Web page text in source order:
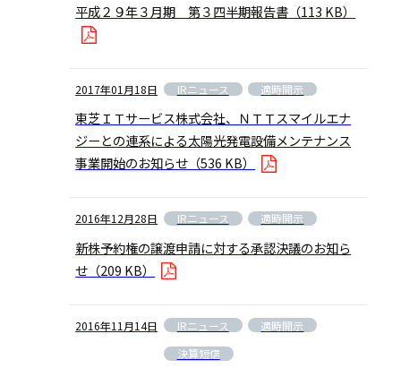
平成２９年３月期 第３四半期報告書 （113 KB）
2017年01月18日 IRニュース 適時開示
東芝ＩＴサービス株式会社、ＮＴＴスマイルエナ
ジーとの連系による太陽光発電設備メンテナンス
事業開始のお知らせ （536 KB）
2016年12月28日 IRニュース 適時開示
新株予約権の譲渡申請に対する承認決議のお知ら
せ （209 KB）
2016年11月14日 IRニュース
適時開示
決算短信